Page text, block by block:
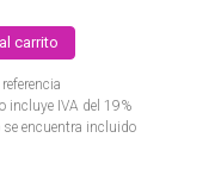
carrito
incluye IVA del 19%
encuentra incluido